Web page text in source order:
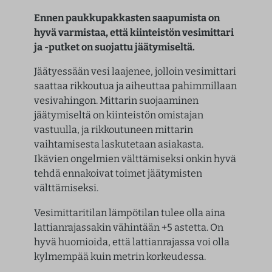
Ennen paukkupakkasten saapumista on
hyvä varmistaa, että kiinteistön vesimittari
ja -putket on suojattu jäätymiseltä.
Jäätyessään vesi laajenee, jolloin vesimittari
saattaa rikkoutua ja aiheuttaa pahimmillaan
vesivahingon. Mittarin suojaaminen
jäätymiseltä on kiinteistön omistajan
vastuulla, ja rikkoutuneen mittarin
vaihtamisesta laskutetaan asiakasta.
Ikävien ongelmien välttämiseksi onkin hyvä
tehdä ennakoivat toimet jäätymisten
välttämiseksi.
Vesimittaritilan lämpötilan tulee olla aina
lattianrajassakin vähintään +5 astetta. On
hyvä huomioida, että lattianrajassa voi olla
kylmempää kuin metrin korkeudessa.